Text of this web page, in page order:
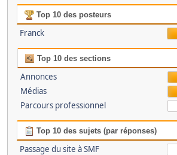
Top 10 des posteurs
Franck
Top 10 des sections
Annonces
Médias
Parcours professionnel
Top 10 des sujets (par réponses)
Passage du site à SMF